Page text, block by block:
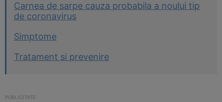
Carnea de sarpe cauza probabila a noului tip
de coronavirus
Simptome
Tratament si prevenire